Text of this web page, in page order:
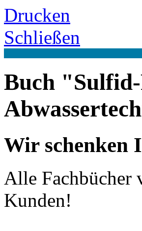
Drucken
Schließen
Buch
Wir schenken
Alle Fachbücher
Kunden!